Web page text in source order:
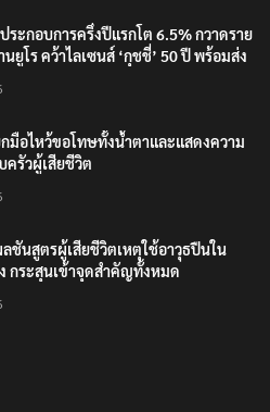
ระกอบการครึ่งปีแรกโต 6.5% กวาดราย
ยูโร คว้าไลเซนส์ ‘กุชชี่’ 50 ปี พร้อมส่ง
กมือไหว้ขอโทษทั้งน้ำตาและแสดงความ
ครัวผู้เสียชีวิต
ชันสูตรผู้เสียชีวิตเหตุใช้อาวุธปืนใน
ง กระสุนเข้าจุดสำคัญทั้งหมด